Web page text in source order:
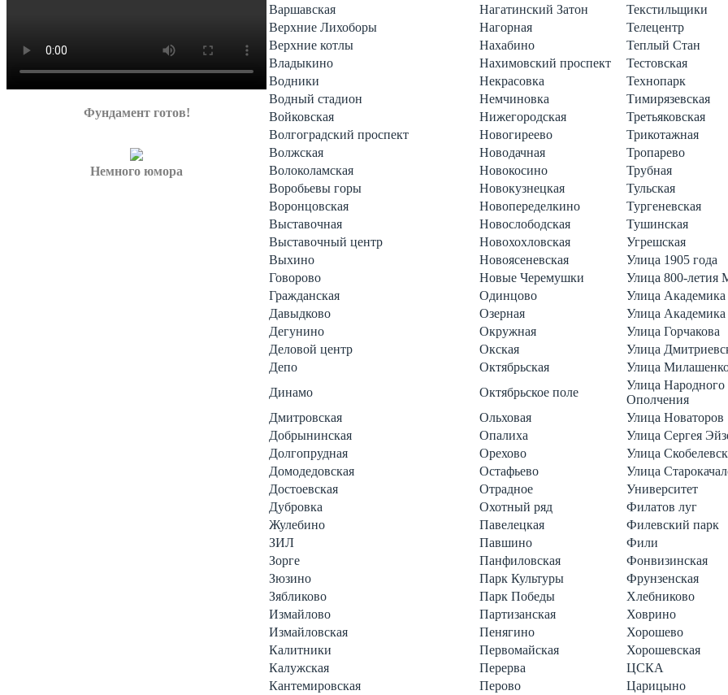
Фундамент готов!
Немного юмора
Варшавская
Нагатинский Затон
Текстильщики
Верхние Лихоборы
Нагорная
Телецентр
Верхние котлы
Нахабино
Теплый Стан
Владыкино
Нахимовский проспект
Тестовская
Водники
Некрасовка
Технопарк
Водный стадион
Немчиновка
Тимирязевская
Войковская
Нижегородская
Третьяковская
Волгоградский проспект
Новогиреево
Трикотажная
Волжская
Новодачная
Тропарево
Волоколамская
Новокосино
Трубная
Воробьевы горы
Новокузнецкая
Тульская
Воронцовская
Новопеределкино
Тургеневская
Выставочная
Новослободская
Тушинская
Выставочный центр
Новохохловская
Угрешская
Выхино
Новоясеневская
Улица 1905 года
Говорово
Новые Черемушки
Улица 800-летия
Гражданская
Одинцово
Улица Академика
Давыдково
Озерная
Улица Академика
Дегунино
Окружная
Улица Горчакова
Деловой центр
Окская
Улица
Депо
Октябрьская
Улица
Динамо
Октябрьское поле
Улица Народного
Ополчения
Дмитровская
Ольховая
Улица Новаторов
Добрынинская
Опалиха
Улица Сергея
Долгопрудная
Орехово
Улица
Домодедовская
Остафьево
Улица
Достоевская
Отрадное
Университет
Дубровка
Охотный ряд
Филатов луг
Жулебино
Павелецкая
Филевский парк
ЗИЛ
Павшино
Фили
Зорге
Панфиловская
Фонвизинская
Зюзино
Парк Культуры
Фрунзенская
Зябликово
Парк Победы
Хлебниково
Измайлово
Партизанская
Ховрино
Измайловская
Пенягино
Хорошево
Калитники
Первомайская
Хорошевская
Калужская
Перерва
ЦСКА
Кантемировская
Перово
Царицыно